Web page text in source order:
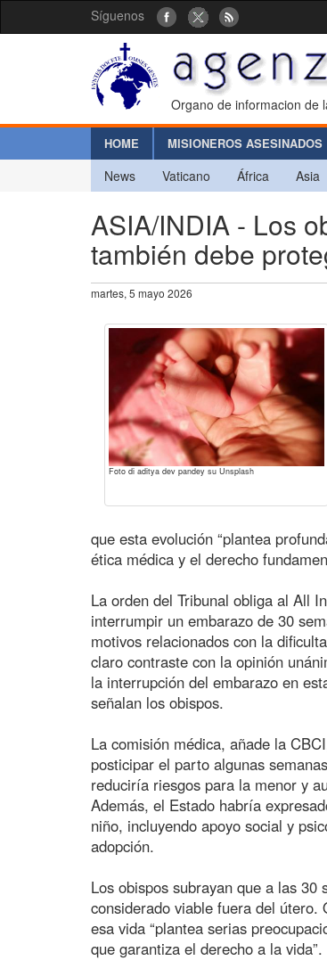
Síguenos
Organo de informacion de
HOME MISIONEROS ASESINADOS
News Vaticano África Asia
ASIA/INDIA - Los
también debe
martes, 5 mayo 2026
Foto di aditya dev pandey su Unsplash
que esta evolución “plantea
ética médica y el derecho
La orden del Tribunal obliga al All
interrumpir un embarazo de 30
motivos relacionados con la
claro contraste con la opinión
la interrupción del embarazo en
señalan los obispos.
La comisión médica, añade la
posticipar el parto algunas
reduciría riesgos para la menor y
Además, el Estado habría
niño, incluyendo apoyo social y
adopción.
Los obispos subrayan que a las
considerado viable fuera del útero.
esa vida “plantea serias
que garantiza el derecho a la vida”.